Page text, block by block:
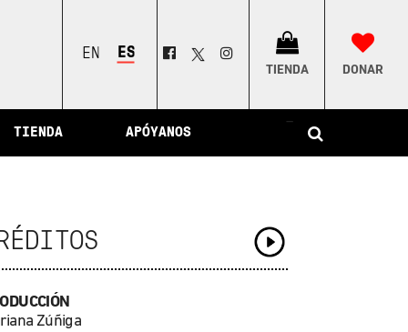
ENGLISHESPAÑOL
TIENDA DONAR
TIENDA APÓYANOS
–
Zúñiga